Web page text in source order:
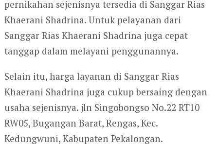
pernikahan sejenisnya tersedia di Sanggar Rias
Khaerani Shadrina. Untuk pelayanan dari
Sanggar Rias Khaerani Shadrina juga cepat
tanggap dalam melayani penggunannya.
Selain itu, harga layanan di Sanggar Rias
Khaerani Shadrina juga cukup bersaing dengan
usaha sejenisnya. jln Singobongso No.22 RT10
RW05, Bugangan Barat, Rengas, Kec.
Kedungwuni, Kabupaten Pekalongan.